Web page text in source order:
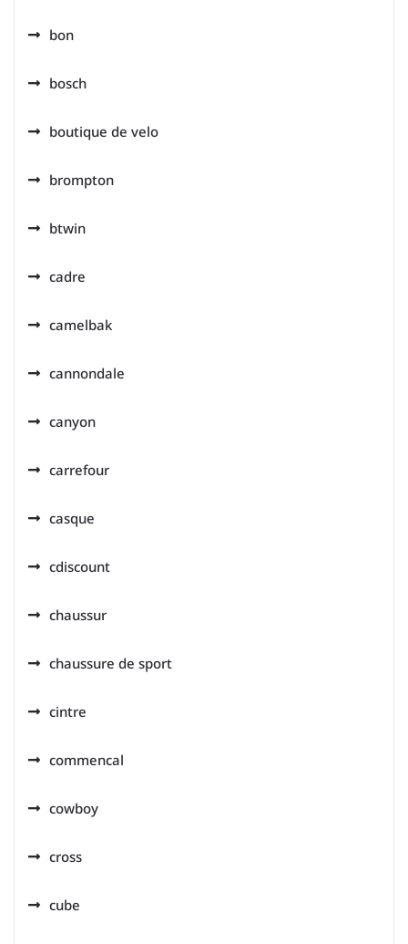
bon
bosch
boutique de velo
brompton
btwin
cadre
camelbak
cannondale
canyon
carrefour
casque
cdiscount
chaussur
chaussure de sport
cintre
commencal
cowboy
cross
cube